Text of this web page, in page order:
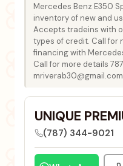
Mercedes Benz E350
inventory of new and
Accepts tradeins with
types of credit. Call for
financing with
Call for more details
mriverab30@gmail.com
UNIQUE
(787) 344-9021